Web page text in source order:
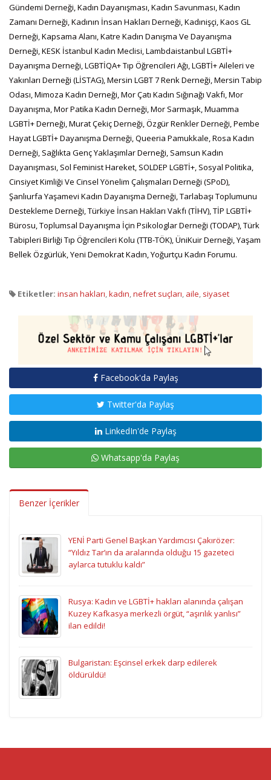
Gündemi Derneği, Kadın Dayanışması, Kadın Savunması, Kadın
Zamanı Derneği, Kadının İnsan Hakları Derneği, Kadınişçi, Kaos GL
Derneği, Kapsama Alanı, Katre Kadın Danışma Ve Dayanışma
Derneği, KESK İstanbul Kadın Meclisi, Lambdaistanbul LGBTİ+
Dayanışma Derneği, LGBTİQA+ Tıp Öğrencileri Ağı, LGBTİ+ Aileleri ve
Yakınları Derneği (LİSTAG), Mersin LGBT 7 Renk Derneği, Mersin Tabip
Odası, Mimoza Kadın Derneği, Mor Çatı Kadın Sığınağı Vakfı, Mor
Dayanışma, Mor Patika Kadın Derneği, Mor Sarmaşık, Muamma
LGBTİ+ Derneği, Murat Çekiç Derneği, Özgür Renkler Derneği, Pembe
Hayat LGBTİ+ Dayanışma Derneği, Queeria Pamukkale, Rosa Kadın
Derneği, Sağlıkta Genç Yaklaşımlar Derneği, Samsun Kadın
Dayanışması, Sol Feminist Hareket, SOLDEP LGBTİ+, Sosyal Politika,
Cinsiyet Kimliği Ve Cinsel Yönelim Çalışmaları Derneği (SPoD),
Şanlıurfa Yaşamevi Kadın Dayanışma Derneği, Tarlabaşı Toplumunu
Destekleme Derneği, Türkiye İnsan Hakları Vakfı (TİHV), TİP LGBTİ+
Bürosu, Toplumsal Dayanışma İçin Psikologlar Derneği (TODAP), Türk
Tabipleri Birliği Tıp Öğrencileri Kolu (TTB-TÖK), ÜniKuir Derneği, Yaşam
Bellek Özgürlük, Yeni Demokrat Kadın, Yoğurtçu Kadın Forumu.
Etiketler: insan hakları,kadın,nefret suçları, aile, siyaset
Facebook'da Paylaş
Twitter'da Paylaş
LinkedIn'de Paylaş
Whatsapp'da Paylaş
Benzer İçerikler
YENİ Parti Genel Başkan Yardımcısı Çakırözer:
“Yıldız Tar’ın da aralarında olduğu 15 gazeteci
aylarca tutuklu kaldı”
Rusya: Kadın ve LGBTİ+ hakları alanında çalışan
Kuzey Kafkasya merkezli örgüt, “aşırılık yanlısı”
ilan edildi!
Bulgaristan: Eşcinsel erkek darp edilerek
öldürüldü!